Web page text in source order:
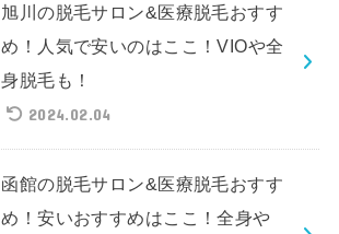
旭川の脱毛サロン&医療脱毛おすす
め！人気で安いのはここ！VIOや全
身脱毛も！
2024.02.04
函館の脱毛サロン&医療脱毛おすす
め！安いおすすめはここ！全身や